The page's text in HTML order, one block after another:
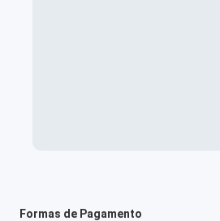
Formas de Pagamento